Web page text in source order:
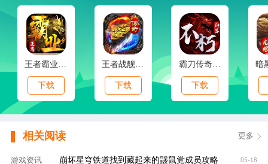
下载
王者战舰(新春封神传奇)
下载
霸刀传奇(不朽神器)
下载
相关阅读 更多
游戏资讯 崩坏星穹铁道找到藏起来的鼹鼠党成员攻略 05-18